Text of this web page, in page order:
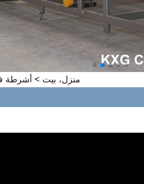
منزل، بيت > أشرطة